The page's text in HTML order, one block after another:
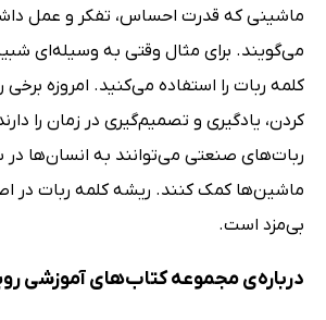
ماشینی که قدرت احساس، تفکر و عمل
می‌گویند. برای مثال وقتی به وسیله‌ای
کلمه ربات را استفاده می‌کنید. امروزه برخی
کردن، یادگیری و تصمیم‌گیری در زمان را
ربات‌های صنعتی می‌توانند به انسان‌ها در
ماشین‌ها کمک کنند. ریشه کلمه ربات در
بی‌مزد است.
درباره‌ی مجموعه کتاب‌های آموزشی